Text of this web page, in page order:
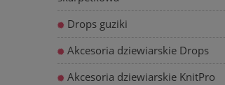
Drops guziki
Akcesoria dziewiarskie Drops
Akcesoria dziewiarskie KnitPro